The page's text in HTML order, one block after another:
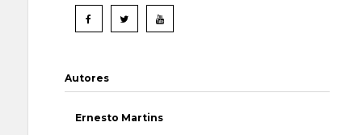
Autores
Ernesto Martins